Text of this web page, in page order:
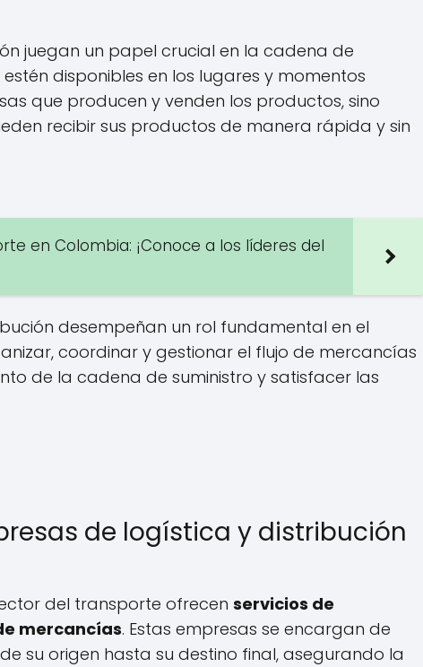
juegan un papel crucial en la cadena de
disponibles en los lugares y momentos
que producen y venden los productos, sino
recibir sus productos de manera rápida y sin
en Colombia: ¡Conoce a los líderes del
desempeñan un rol fundamental en el
coordinar y gestionar el flujo de mercancías
de la cadena de suministro y satisfacer las
de logística y distribución
del transporte ofrecen servicios de
mercancías. Estas empresas se encargan de
su origen hasta su destino final, asegurando la